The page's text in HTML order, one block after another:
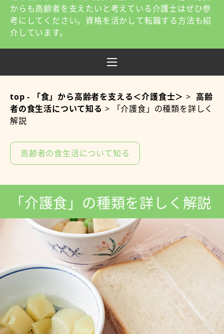
からも高齢者を支えたいと考えている介護士はぜひ参
考にしてください。資格を活かして転職する方法も紹
介しています。
top - 「食」から高齢者を支える＜介護食士＞ > 高齢
者の食生活について知る >
「介護食」の種類を詳しく
解説
高齢者の食生活について知る
「介護食」の種類を詳しく解説